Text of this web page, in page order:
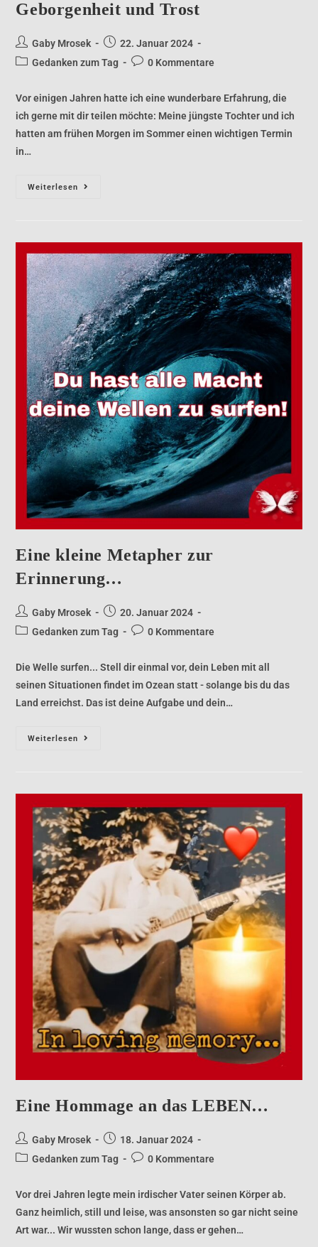
Geborgenheit und Trost
Gaby Mrosek
22. Januar 2024
Gedanken zum Tag
0 Kommentare
Vor einigen Jahren hatte ich eine wunderbare Erfahrung, die
ich gerne mit dir teilen möchte: Meine jüngste Tochter und ich
hatten am frühen Morgen im Sommer einen wichtigen Termin
in…
Weiterlesen
Eine kleine Metapher zur
Erinnerung…
Gaby Mrosek
20. Januar 2024
Gedanken zum Tag
0 Kommentare
Die Welle surfen... Stell dir einmal vor, dein Leben mit all
seinen Situationen findet im Ozean statt - solange bis du das
Land erreichst. Das ist deine Aufgabe und dein…
Weiterlesen
Eine Hommage an das LEBEN…
Gaby Mrosek
18. Januar 2024
Gedanken zum Tag
0 Kommentare
Vor drei Jahren legte mein irdischer Vater seinen Körper ab.
Ganz heimlich, still und leise, was ansonsten so gar nicht seine
Art war... Wir wussten schon lange, dass er gehen…